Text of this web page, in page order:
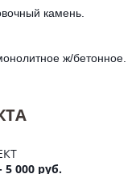
камень.
ж/бетонное.
000 руб.